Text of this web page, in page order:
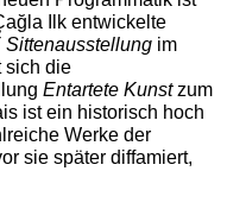
Ilk entwickelte
im
sich die
Entartete Kunstzum
ist ein historisch hoch
Werke der
sie später diffamiert,